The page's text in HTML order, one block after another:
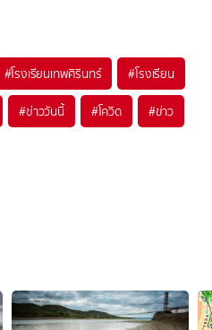
#โรงเรียนเทพศิรินทร์ #โรงเรียน
#ข่าววันนี้ #โควิด #ข่าว